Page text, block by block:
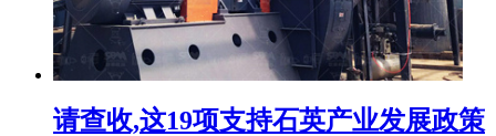
请查收,这19项支持石英产业发展政策